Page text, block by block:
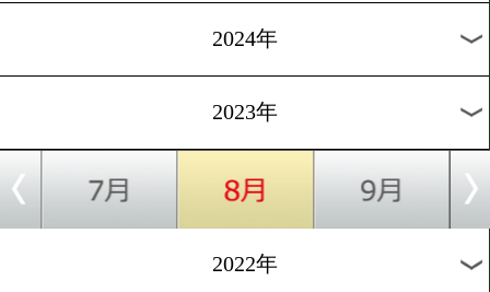
清水聡がラミレス対策!
[公開練習]2023.6.21
比嘉大吾「勝って世界へ!」